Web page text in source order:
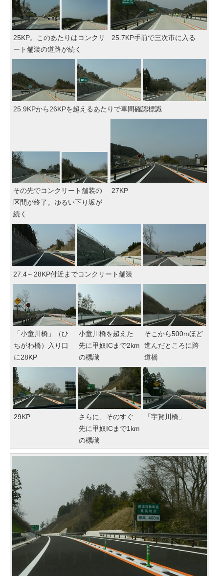
25KP。このあたりはコンクリ
ート舗装の道路が続く
25.7KP手前で三次市に入る
25.9KPから26KPを超えるあたりで車間確認標識
その先でコンクリート舗装の
区間が終了。ゆるい下り坂が
続く
27KP
27.4～28KP付近までコンクリート舗装
「小童川橋」（ひ
ちがわ橋）入り口
に28KP
小童川橋を超えた
先に甲奴ICまで2km
の標識
そこから500mほど
進んだところに跨
道橋
29KP
さらに、そのすぐ
先に甲奴ICまで1km
の標識
「宇賀川橋」